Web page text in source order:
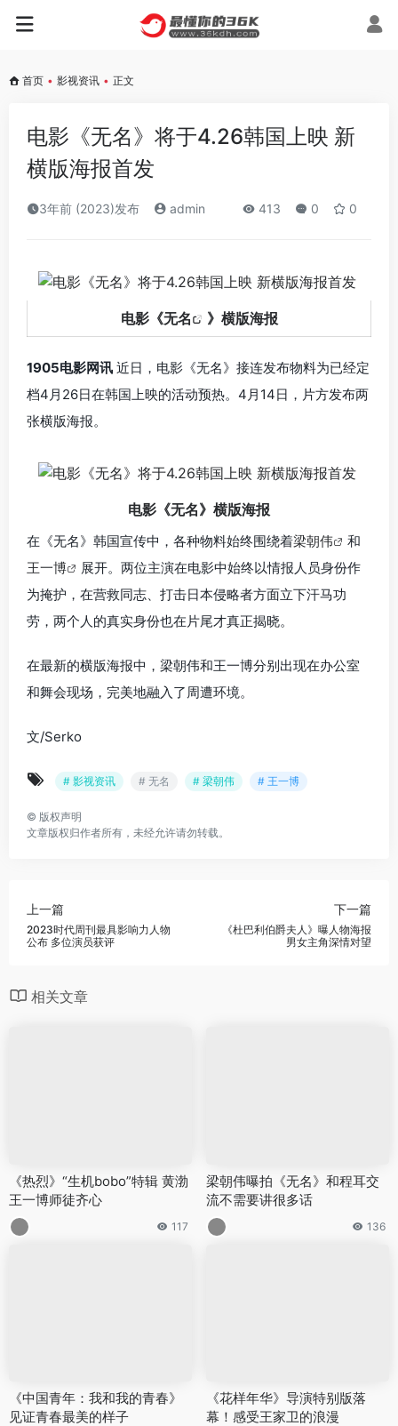
首页 • 影视资讯 • 正文
电影《无名》将于4.26韩国上映 新
横版海报首发
3年前 (2023)发布 admin 413 0 0
电影《无名 》横版海报
1905电影网讯 近日，电影《无名》接连发布物料为已经定
档4月26日在韩国上映的活动预热。4月14日，片方发布两
张横版海报。
电影《无名》横版海报
在《无名》韩国宣传中，各种物料始终围绕着梁朝伟
和
王一博
展开。两位主演在电影中始终以情报人员身份作
为掩护，在营救同志、打击日本侵略者方面立下汗马功
劳，两个人的真实身份也在片尾才真正揭晓。
在最新的横版海报中，梁朝伟和王一博分别出现在办公室
和舞会现场，完美地融入了周遭环境。
文/Serko
# 影视资讯 # 无名 # 梁朝伟 # 王一博
© 版权声明
文章版权归作者所有，未经允许请勿转载。
上一篇
2023时代周刊最具影响力人物
公布 多位演员获评
下一篇
《杜巴利伯爵夫人》曝人物海报
男女主角深情对望
相关文章
《热烈》“生机bobo”特辑 黄渤
王一博师徒齐心
117
梁朝伟曝拍《无名》和程耳交
流不需要讲很多话
136
《中国青年：我和我的青春》
见证青春最美的样子
《花样年华》导演特别版落
幕！感受王家卫的浪漫